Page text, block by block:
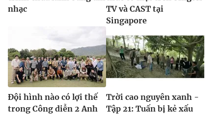
nhạc
TV và CAST tại
Singapore
Đội hình nào có lợi thế
trong Công diễn 2 Anh
Trời cao nguyên xanh -
Tập 21: Tuấn bị kẻ xấu